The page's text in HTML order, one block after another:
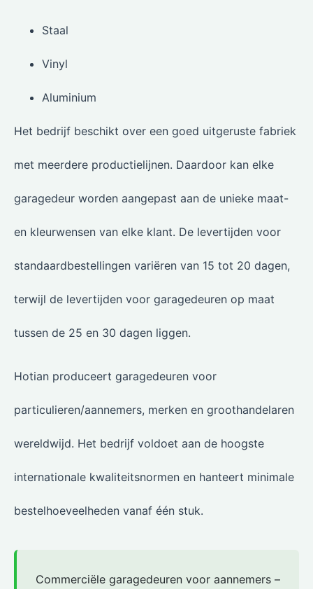
Staal
Vinyl
Aluminium
Het bedrijf beschikt over een goed uitgeruste fabriek
met meerdere productielijnen. Daardoor kan elke
garagedeur worden aangepast aan de unieke maat-
en kleurwensen van elke klant. De levertijden voor
standaardbestellingen variëren van 15 tot 20 dagen,
terwijl de levertijden voor garagedeuren op maat
tussen de 25 en 30 dagen liggen.
Hotian produceert garagedeuren voor
particulieren/aannemers, merken en groothandelaren
wereldwijd. Het bedrijf voldoet aan de hoogste
internationale kwaliteitsnormen en hanteert minimale
bestelhoeveelheden vanaf één stuk.
Commerciële garagedeuren voor aannemers –